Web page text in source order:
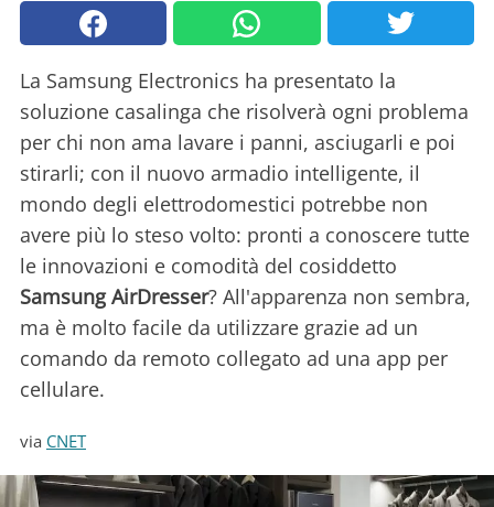
La Samsung Electronics ha presentato la
soluzione casalinga che risolverà ogni problema
per chi non ama lavare i panni, asciugarli e poi
stirarli; con il nuovo armadio intelligente, il
mondo degli elettrodomestici potrebbe non
avere più lo steso volto: pronti a conoscere tutte
le innovazioni e comodità del cosiddetto
Samsung AirDresser? All'apparenza non sembra,
ma è molto facile da utilizzare grazie ad un
comando da remoto collegato ad una app per
cellulare.
via CNET